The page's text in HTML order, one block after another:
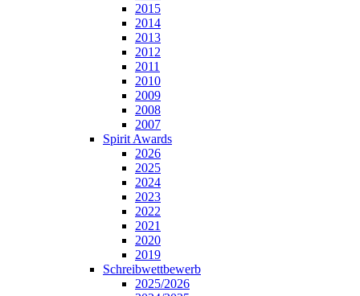
2015
2014
2013
2012
2011
2010
2009
2008
2007
Spirit Awards
2026
2025
2024
2023
2022
2021
2020
2019
Schreibwettbewerb
2025/2026